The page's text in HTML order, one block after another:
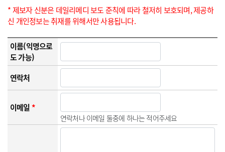
* 제보자 신분은 데일리메디 보도 준칙에 따라 철저히 보호되며, 제공하
신 개인정보는 취재를 위해서만 사용됩니다.
이름(익명으로
도 가능)
연락처
이메일*
연락처나 이메일 둘중에 하나는 적어주세요